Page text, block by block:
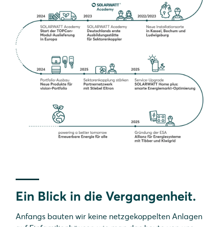
Ein Blick in die Vergangenheit.
Anfangs bauten wir keine netzgekoppelten Anlagen